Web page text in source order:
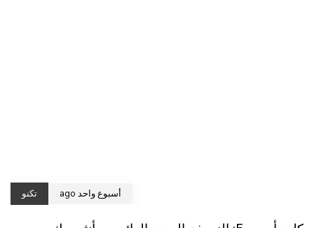
أسبوع واحد ago تكنو